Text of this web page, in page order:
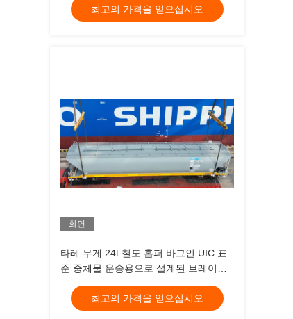
최고의 가격을 얻으십시오
화면
타레 무게 24t 철도 홉퍼 바그인 UIC 표
준 중체물 운송용으로 설계된 브레이크
타입 AAR 또는 TB 표준을 포함
최고의 가격을 얻으십시오